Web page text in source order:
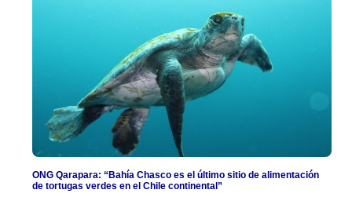
ONG Qarapara: “Bahía Chasco es el último sitio de alimentación
de tortugas verdes en el Chile continental”